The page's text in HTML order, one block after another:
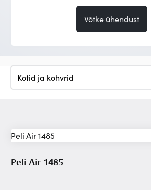
Võtke ühendust
Peli Air 1485